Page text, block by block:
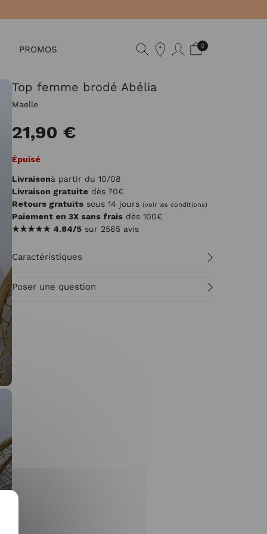
PROMOS 0
Top femme brodé Abélia
Maelle
21,90 €
Épuisé
Livraisonà partir du 10/08
Livraison gratuite dès 70€
Retours gratuits sous 14 jours (voir les conditions)
Paiement en 3X sans frais dès 100€
★★★★★ 4.84/5 sur 2565 avis
Caractéristiques
Poser une question